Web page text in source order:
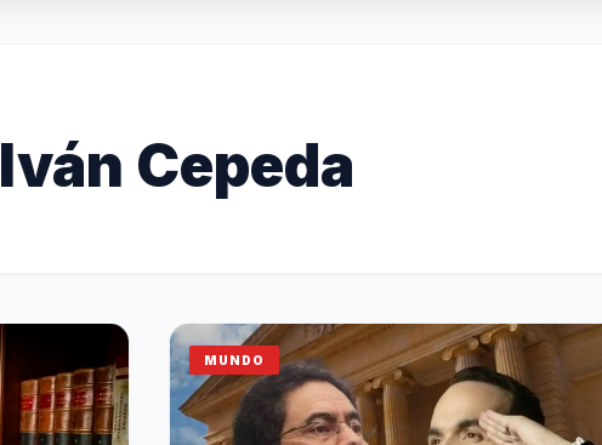
Iván Cepeda
MUNDO